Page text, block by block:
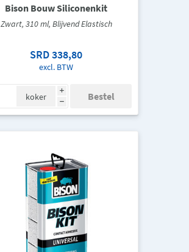
Bison Bouw Siliconenkit
Zwart, 310 ml, Blijvend Elastisch
SRD 338,80
excl. BTW
i
h
koker